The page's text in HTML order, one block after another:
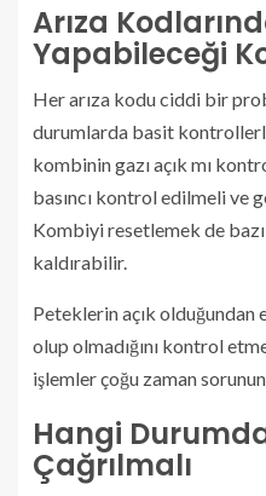
Arıza
Yapabileceği
Her arıza kodu ciddi bir
durumlarda basit
kombinin gazı açık mı
basıncı kontrol edilmeli ve
Kombiyi resetlemek de
kaldırabilir.
Peteklerin açık
olup olmadığını kontrol
işlemler çoğu zaman
Hangi
Çağrılmalı